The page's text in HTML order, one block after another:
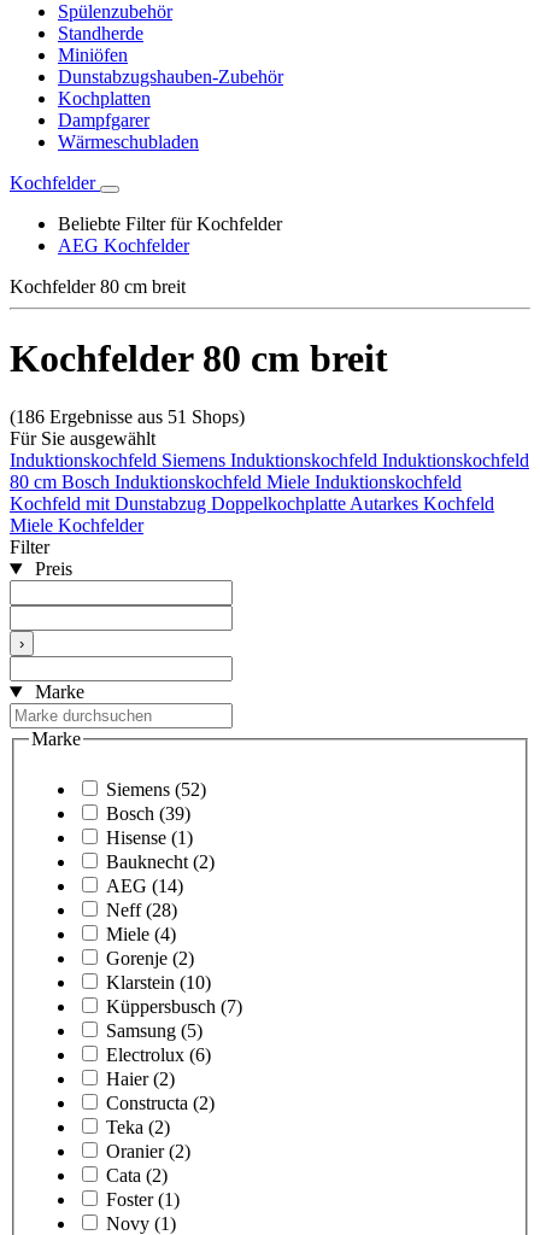
Spülenzubehör
Standherde
Miniöfen
Dunstabzugshauben-Zubehör
Kochplatten
Dampfgarer
Wärmeschubladen
Kochfelder
Beliebte Filter für Kochfelder
AEG Kochfelder
Kochfelder 80 cm breit
Kochfelder 80 cm breit
(186 Ergebnisse aus 51 Shops)
Für Sie ausgewählt
Induktionskochfeld Siemens Induktionskochfeld Induktionskochfeld
80 cm Bosch Induktionskochfeld Miele Induktionskochfeld
Kochfeld mit Dunstabzug Doppelkochplatte Autarkes Kochfeld
Miele Kochfelder
Filter
Preis
›
Marke
Marke
Siemens (52)
Bosch (39)
Hisense (1)
Bauknecht (2)
AEG (14)
Neff (28)
Miele (4)
Gorenje (2)
Klarstein (10)
Küppersbusch (7)
Samsung (5)
Electrolux (6)
Haier (2)
Constructa (2)
Teka (2)
Oranier (2)
Cata (2)
Foster (1)
Novy (1)